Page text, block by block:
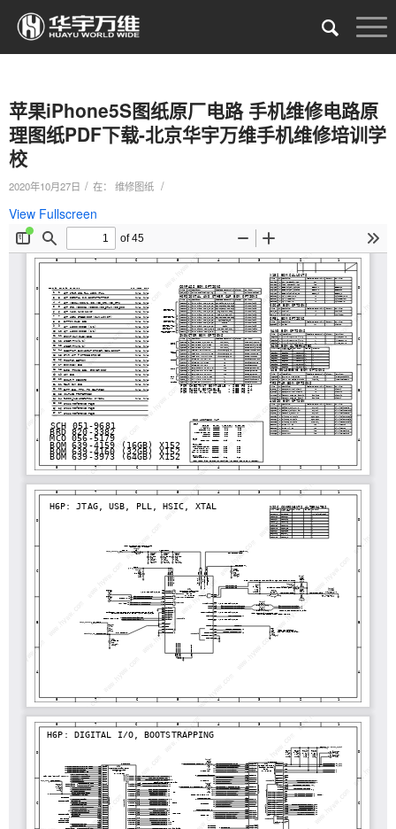
苹果iPhone5S图纸原厂电路 手机维修电路原
理图纸PDF下载-北京华宇万维手机维修培训学
校
2020年10月27日 / 在： 维修图纸 /
View Fullscreen